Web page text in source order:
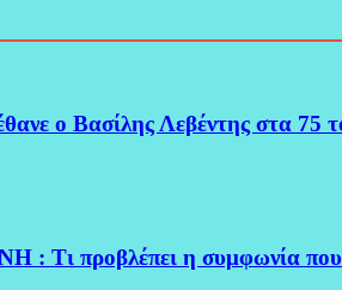
ο Βασίλης Λεβέντης στα 75
Τι προβλέπει η συμφωνία που